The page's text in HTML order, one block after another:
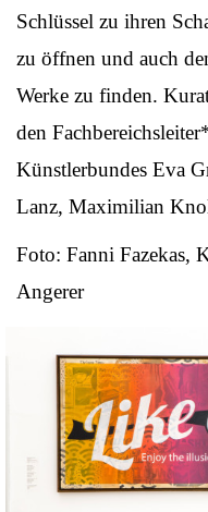
Schlüssel zu ihren
zu öffnen und auch
Werke zu finden.
den
Künstlerbundes Eva
Lanz, Maximilian
Foto: Fanni Fazekas,
Angerer